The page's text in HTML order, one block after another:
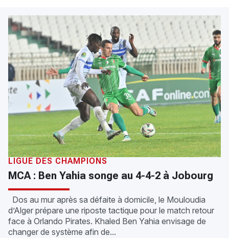
LIGUE DES CHAMPIONS
MCA : Ben Yahia songe au 4-4-2 à Jobourg
Dos au mur après sa défaite à domicile, le Mouloudia
d’Alger prépare une riposte tactique pour le match retour
face à Orlando Pirates. Khaled Ben Yahia envisage de
changer de système afin de...